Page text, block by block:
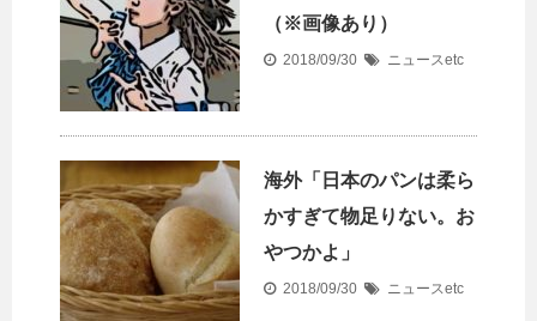
（※画像あり）
2018/09/30 ニュースetc
海外「日本のパンは柔ら
かすぎて物足りない。お
やつかよ」
2018/09/30 ニュースetc